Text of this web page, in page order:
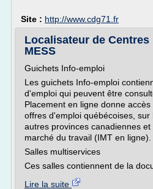
Site : http://www.cdg71.fr
Localisateur de
MESS
Guichets Info-emploi
Les guichets Info-emploi
d'emploi qui peuvent être
Placement en ligne donne
offres d'emploi québécoises,
autres provinces canadiennes
marché du travail (IMT en ligne).
Salles multiservices
Ces salles contiennent de la
Lire la suite